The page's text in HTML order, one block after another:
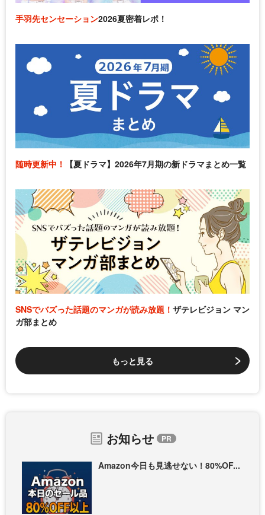
手羽先センセーション2026夏密着レポ！
随時更新中！ 【夏ドラマ】2026年7月期の新ドラマまとめ一覧
SNSでバズった話題のマンガが読み放題！ ザテレビジョン マン
ガ部まとめ
もっと見る
お知らせ
Amazon今日も見逃せない！80%OF...